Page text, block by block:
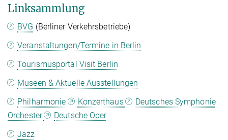
Linksammlung
BVG (Berliner Verkehrsbetriebe)
Veranstaltungen/Termine in Berlin
Tourismusportal Visit Berlin
Museen & Aktuelle Ausstellungen
Philharmonie
Konzerthaus
Deutsches Symphonie
Orchester
Deutsche Oper
Jazz